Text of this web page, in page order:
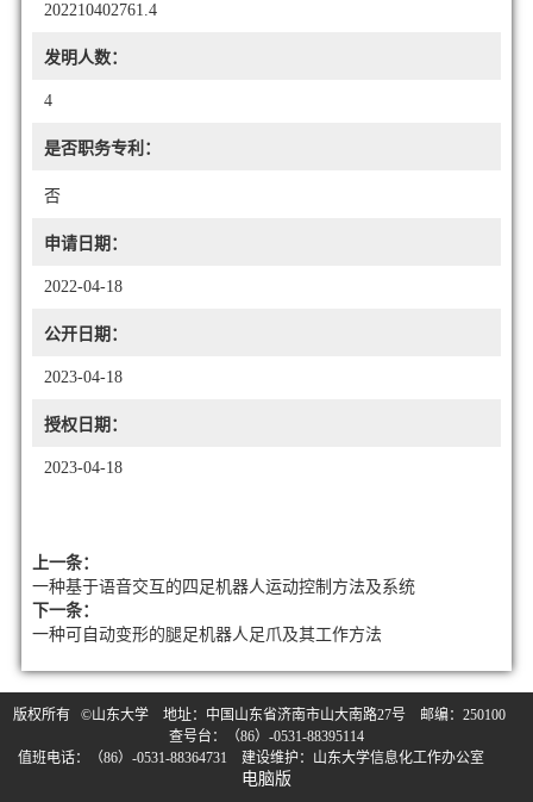
202210402761.4
发明人数：
4
是否职务专利：
否
申请日期：
2022-04-18
公开日期：
2023-04-18
授权日期：
2023-04-18
上一条：
一种基于语音交互的四足机器人运动控制方法及系统
下一条：
一种可自动变形的腿足机器人足爪及其工作方法
版权所有 ©山东大学 地址：中国山东省济南市山大南路27号 邮编：250100
查号台：（86）-0531-88395114
值班电话：（86）-0531-88364731 建设维护：山东大学信息化工作办公室
电脑版